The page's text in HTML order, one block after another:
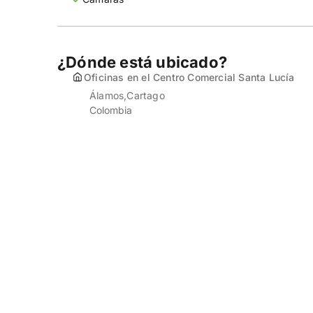
¿Dónde está ubicado?
Oficinas en el Centro Comercial Santa Lucía
Álamos Cartago
Colombia